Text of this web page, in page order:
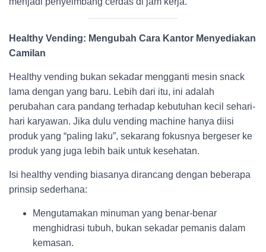
Healthy Vending: Mengubah Cara Kantor Menyediakan
Camilan
Healthy vending bukan sekadar mengganti mesin snack
lama dengan yang baru. Lebih dari itu, ini adalah
perubahan cara pandang terhadap kebutuhan kecil sehari-
hari karyawan. Jika dulu vending machine hanya diisi
produk yang “paling laku”, sekarang fokusnya bergeser ke
produk yang juga lebih baik untuk kesehatan.
Isi healthy vending biasanya dirancang dengan beberapa
prinsip sederhana:
Mengutamakan minuman yang benar-benar
menghidrasi tubuh, bukan sekadar pemanis dalam
kemasan.